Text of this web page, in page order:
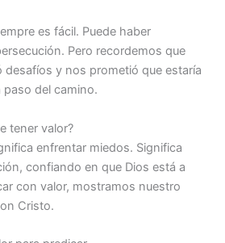
es fácil. Puede haber
Pero recordemos que
desafíos y nos prometió que estaría
del camino.
tener valor?
enfrentar miedos. Significa
confiando en que Dios está a
con valor, mostramos nuestro
Cristo.